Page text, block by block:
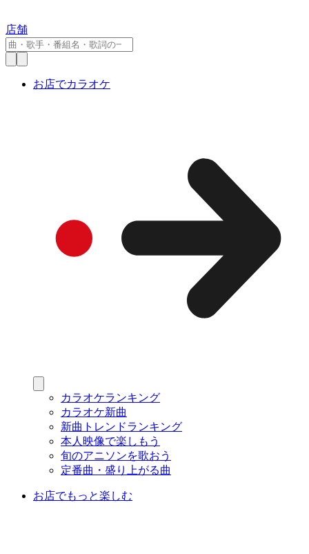
店舗
お店でカラオケ
カラオケランキング
カラオケ新曲
新曲トレンドランキング
本人映像で楽しもう
旬のアニソンを歌おう
定番曲・盛り上がる曲
お店でもっと楽しむ